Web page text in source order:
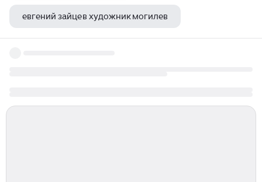
евгений зайцев художник могилев